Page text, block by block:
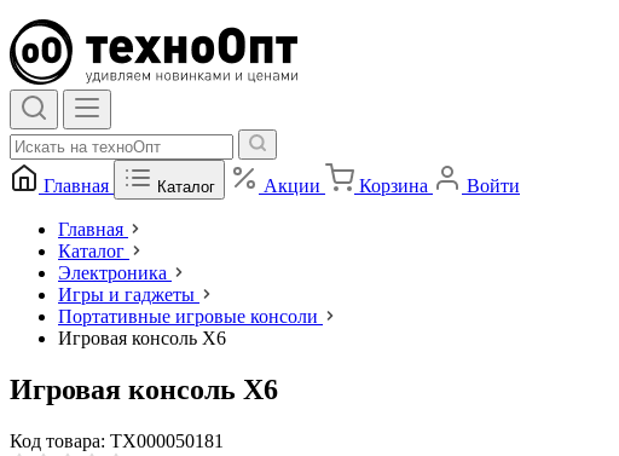
Главная Каталог Акции Корзина Войти
Главная
Каталог
Электроника
Игры и гаджеты
Портативные игровые консоли
Игровая консоль X6
Игровая консоль X6
Код товара: ТХ000050181